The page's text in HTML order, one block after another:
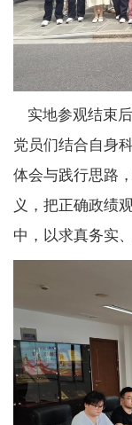
实地参观结束后
党员们结合自身
体会与践行思路
义，把正确政绩
中，以求真务实